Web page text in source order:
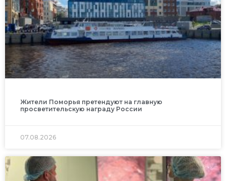
Жители Поморья претендуют на главную
просветительскую награду России
07.08.2026